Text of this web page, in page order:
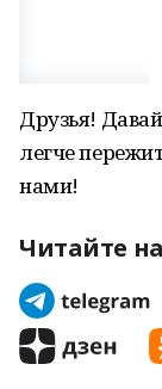
Друзья!
легче
нами!
Читайте